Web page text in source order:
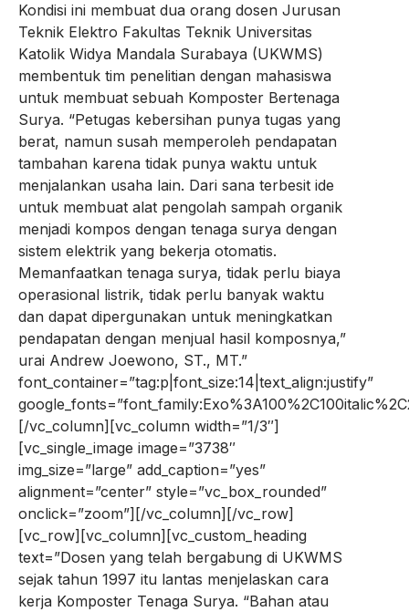
Kondisi ini membuat dua orang dosen Jurusan
Teknik Elektro Fakultas Teknik Universitas
Katolik Widya Mandala Surabaya (UKWMS)
membentuk tim penelitian dengan mahasiswa
untuk membuat sebuah Komposter Bertenaga
Surya. “Petugas kebersihan punya tugas yang
berat, namun susah memperoleh pendapatan
tambahan karena tidak punya waktu untuk
menjalankan usaha lain. Dari sana terbesit ide
untuk membuat alat pengolah sampah organik
menjadi kompos dengan tenaga surya dengan
sistem elektrik yang bekerja otomatis.
Memanfaatkan tenaga surya, tidak perlu biaya
operasional listrik, tidak perlu banyak waktu
dan dapat dipergunakan untuk meningkatkan
pendapatan dengan menjual hasil komposnya,”
urai Andrew Joewono, ST., MT.”
font_container=”tag:p|font_size:14|text_align:justify”
[/vc_column][vc_column width=”1/3″]
[vc_single_image image=”3738″
img_size=”large” add_caption=”yes”
alignment=”center” style=”vc_box_rounded”
onclick=”zoom”][/vc_column][/vc_row]
[vc_row][vc_column][vc_custom_heading
text=”Dosen yang telah bergabung di UKWMS
sejak tahun 1997 itu lantas menjelaskan cara
kerja Komposter Tenaga Surya. “Bahan atau